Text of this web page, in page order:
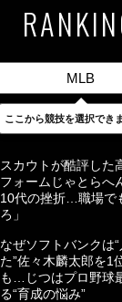
MLB
最新 24時間
スカウトが酷評した
フォームじゃとらへ
10代の挫折…職場で
ろ」
なぜソフトバンクは
た”佐々木麟太郎を1
も…じつはプロ野球
る“育成の悩み”
ここから競技を選択でき